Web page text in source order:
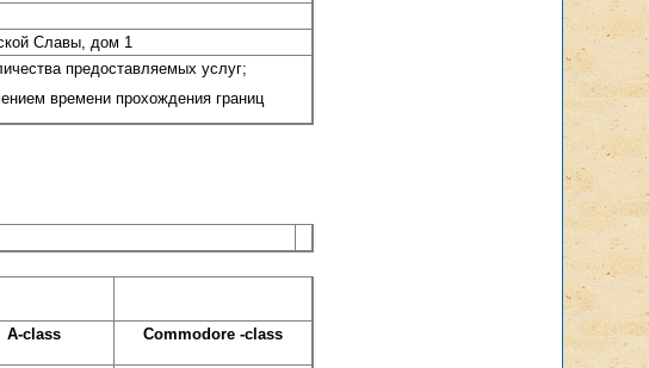
Славы, дом 1
предоставляемых услуг;
времени прохождения границ
A-class Commodore -class